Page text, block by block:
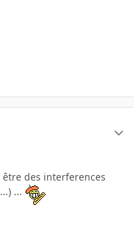
des interferences
...